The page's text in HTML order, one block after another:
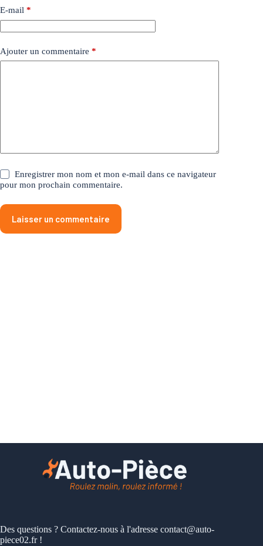
E-mail *
Ajouter un commentaire *
Enregistrer mon nom et mon e-mail dans ce navigateur
pour mon prochain commentaire.
Laisser un commentaire
Des questions ? Contactez-nous à l'adresse contact@auto-
piece02.fr!